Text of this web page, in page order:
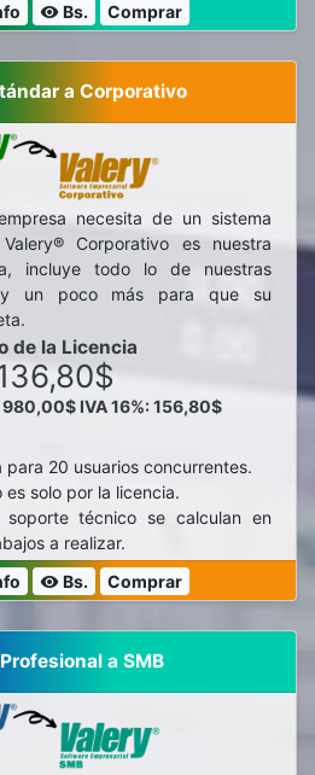
visibilityBs. Comprar
a Corporativo
necesita de un sistema
Corporativo es nuestra
incluye todo lo de nuestras
y un poco más para que su
de la Licencia
980,00$ IVA 16%: 156,80$
para 20 usuarios concurrentes.
es solo por la licencia.
técnico se calculan en
a realizar.
visibilityBs. Comprar
a SMB